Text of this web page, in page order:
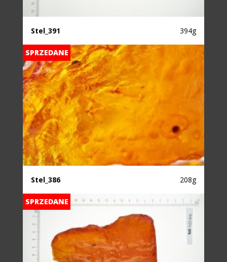
Stel_391 394g
SPRZEDANE
Stel_386 208g
SPRZEDANE